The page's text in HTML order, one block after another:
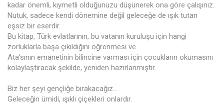
kadar önemli, kıymetli olduğunuzu düşünerek ona göre çalışınız.
Nutuk, sadece kendi dönemine değil geleceğe de ışık tutan
eşsiz bir eserdir.
Bu kitap, Türk evlatlarının, bu vatanın kuruluşu için hangi
zorluklarla başa çıkıldığını öğrenmesi ve
Ata’sının emanetinin bilincine varması için çocukların okumasını
kolaylaştıracak şekilde, yeniden hazırlanmıştır.
Biz her şeyi gençliğe bırakacağız...
Geleceğin ümidi, ışıklı çiçekleri onlardır.